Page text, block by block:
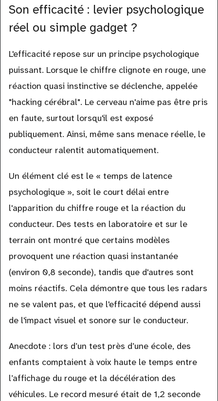
Son efficacité : levier psychologique
réel ou simple gadget ?
L'efficacité repose sur un principe psychologique
puissant. Lorsque le chiffre clignote en rouge, une
réaction quasi instinctive se déclenche, appelée
"hacking cérébral". Le cerveau n'aime pas être pris
en faute, surtout lorsqu'il est exposé
publiquement. Ainsi, même sans menace réelle, le
conducteur ralentit automatiquement.
Un élément clé est le « temps de latence
psychologique », soit le court délai entre
l'apparition du chiffre rouge et la réaction du
conducteur. Des tests en laboratoire et sur le
terrain ont montré que certains modèles
provoquent une réaction quasi instantanée
(environ 0,8 seconde), tandis que d'autres sont
moins réactifs. Cela démontre que tous les radars
ne se valent pas, et que l'efficacité dépend aussi
de l'impact visuel et sonore sur le conducteur.
Anecdote : lors d’un test près d’une école, des
enfants comptaient à voix haute le temps entre
l’affichage du rouge et la décélération des
véhicules. Le record mesuré était de 1,2 seconde